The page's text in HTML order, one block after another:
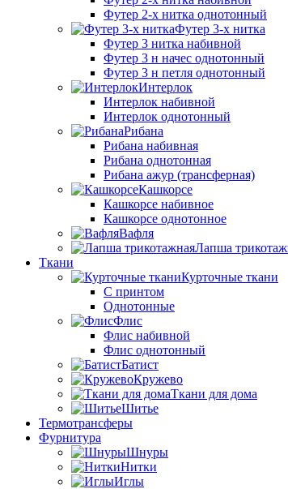
Футер 2-х нитка однотонный
Футер 3-х нитка
Футер 3 нитка набивной
Футер 3 н начес однотонный
Футер 3 н петля однотонный
Интерлок
Интерлок набивной
Интерлок однотонный
Рибана
Рибана набивная
Рибана однотонная
Рибана ажур (трансферная)
Кашкорсе
Кашкорсе набивное
Кашкорсе однотонное
Вафля
Лапша
Ткани
Курточные ткани
С принтом
Однотонные
Флис
Флис набивной
Флис однотонный
Батист
Кружево
Ткани для дома
Шитье
Термотрансферы
Фурнитура
Шнуры
Нитки
Иглы